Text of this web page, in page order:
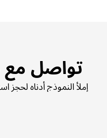
تواصل مع
إملأ النموذج أدناه لحجز